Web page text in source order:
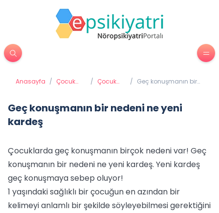
Anasayfa / Çocuk
/ Çocuk
/ Geç konuşmanın bir
Geç konuşmanın bir nedeni ne yeni
kardeş
Çocuklarda geç konuşmanın birçok nedeni var! Geç
konuşmanın bir nedeni ne yeni kardeş. Yeni kardeş
geç konuşmaya sebep oluyor!
1 yaşındaki sağlıklı bir çocuğun en azından bir
kelimeyi anlamlı bir şekilde söyleyebilmesi gerektiğini